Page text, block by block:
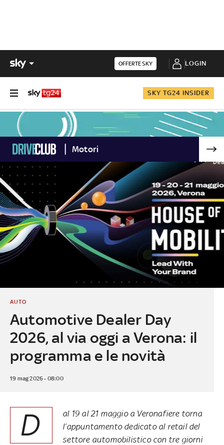
OFFERTE SKY LOGIN
SKY TG24 INSIDER
Motori
Automotive Dealer Day
2026, al via oggi a Verona: il
programma e le novità
AUTO
19 mag 2026 - 08:00
D
al 19 al 21 maggio a Veronafiere torna
l’appuntamento dedicato al retail del
settore automobilistico con tre giorni